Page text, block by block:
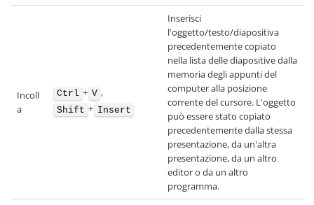
Incoll
a
Ctrl + V ,
Shift + Insert
Inserisci
l'oggetto/testo/diapositiva
precedentemente copiato
nella lista delle diapositive dalla
memoria degli appunti del
computer alla posizione
corrente del cursore. L'oggetto
può essere stato copiato
precedentemente dalla stessa
presentazione, da un'altra
presentazione, da un altro
editor o da un altro
programma.